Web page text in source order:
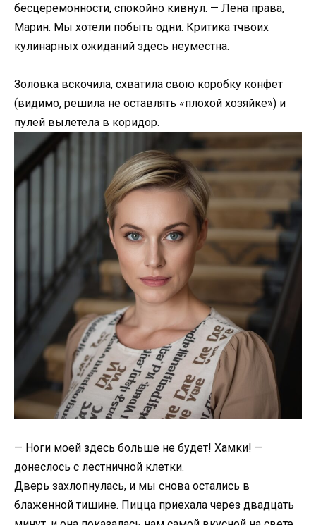
бесцеремонности, спокойно кивнул. — Лена права,
Марин. Мы хотели побыть одни. Критика тчвоих
кулинарных ожиданий здесь неуместна.
Золовка вскочила, схватила свою коробку конфет
(видимо, решила не оставлять «плохой хозяйке») и
пулей вылетела в коридор.
— Ноги моей здесь больше не будет! Хамки! —
донеслось с лестничной клетки.
Дверь захлопнулась, и мы снова остались в
блаженной тишине. Пицца приехала через двадцать